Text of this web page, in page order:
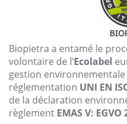
Biopietra a entamé le
volontaire de l’Ecolabel
gestion environnementale
réglementation UNI EN
de la déclaration
règlement EMAS V: EGVO